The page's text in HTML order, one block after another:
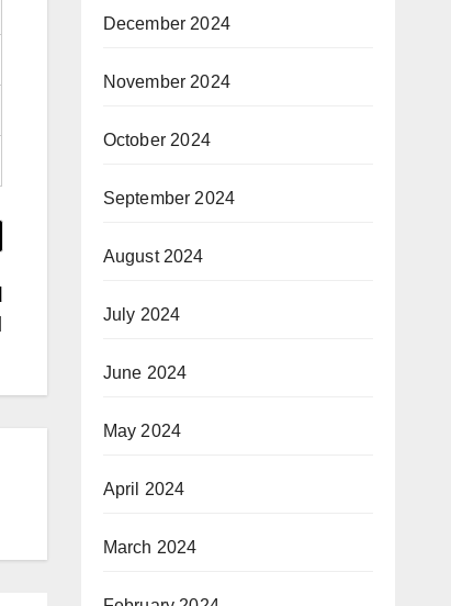
December 2024
November 2024
October 2024
September 2024
August 2024
July 2024
June 2024
May 2024
April 2024
March 2024